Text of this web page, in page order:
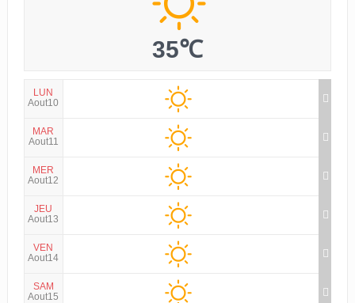
35℃
LUN
Aout10
MAR
Aout11
MER
Aout12
JEU
Aout13
VEN
Aout14
SAM
Aout15